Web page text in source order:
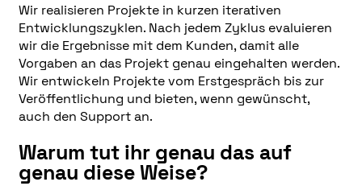
Wir realisieren Projekte in kurzen iterativen
Entwicklungszyklen. Nach jedem Zyklus evaluieren
wir die Ergebnisse mit dem Kunden, damit alle
Vorgaben an das Projekt genau eingehalten werden.
Wir entwickeln Projekte vom Erstgespräch bis zur
Veröffentlichung und bieten, wenn gewünscht,
auch den Support an.
Warum tut ihr genau das auf
genau diese Weise?